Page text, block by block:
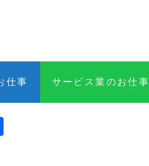
仕事 サービス業のお仕事